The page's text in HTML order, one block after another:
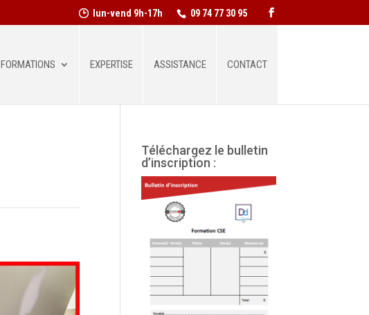
09 74 77 30 95
lun-vend 9h-17h
FORMATIONS EXPERTISE ASSISTANCE CONTACT
Téléchargez le bulletin
d’inscription :